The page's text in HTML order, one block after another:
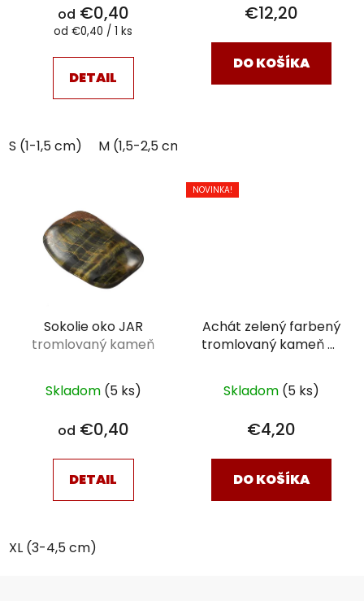
od €0,40
Jednotková
od €0,40 / 1 ks
DETAIL
S (1-1,5 cm) M (1,5-2,5 cm)
€12,20
DO KOŠÍKA
Sokolie oko JAR
tromlovaný kameň
Skladom (5 ks)
od €0,40
DETAIL
XL (3-4,5 cm)
NOVINKA!
Achát zelený farbený
tromlovaný kameňXL
Skladom (5 ks)
€4,20
DO KOŠÍKA